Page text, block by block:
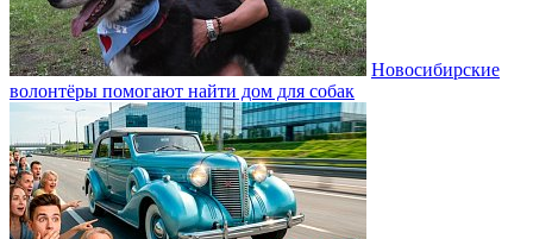
Новосибирские
волонтёры помогают найти дом для собак